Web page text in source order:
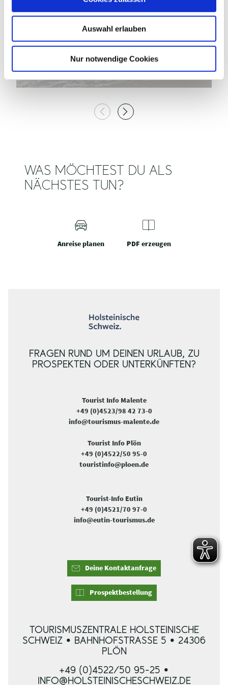
Auswahl erlauben
Nur notwendige Cookies
STOCKSEE
Stocksee
WAS MÖCHTEST DU ALS
NÄCHSTES TUN?
Anreise planen PDF erzeugen
FRAGEN RUND UM DEINEN URLAUB, ZU
PROSPEKTEN ODER UNTERKÜNFTEN?
Tourist Info Malente
+49 (0)4523/98 42 73-0
info@tourismus-malente.de
Tourist Info Plön
+49 (0)4522/50 95-0
touristinfo@ploen.de
Tourist-Info Eutin
+49 (0)4521/70 97-0
info@eutin-tourismus.de
Deine Kontaktanfrage
Prospektbestellung
TOURISMUSZENTRALE HOLSTEINISCHE
SCHWEIZ • BAHNHOFSTRASSE 5 • 24306 P
LÖN
+49 (0)4522/50 95-25 •
INFO@HOLSTEINISCHESCHWEIZ.DE